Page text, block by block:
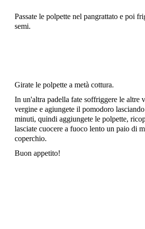
Passate le polpette nel pangrattato e poi
semi.
Girate le polpette a metà cottura.
In un'altra padella fate soffriggere le altre
vergine e agiungete il pomodoro
minuti, quindi aggiungete le polpette,
lasciate cuocere a fuoco lento un paio di
coperchio.
Buon appetito!